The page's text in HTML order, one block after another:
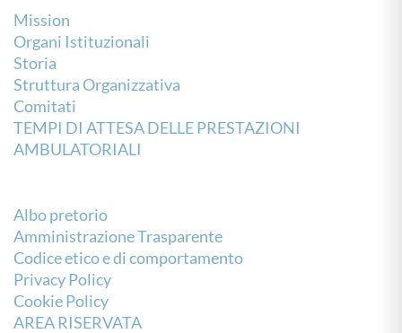
Mission
Organi Istituzionali
Storia
Struttura Organizzativa
Comitati
TEMPI DI ATTESA DELLE PRESTAZIONI
AMBULATORIALI
Albo pretorio
Amministrazione Trasparente
Codice etico e di comportamento
Privacy Policy
Cookie Policy
AREA RISERVATA